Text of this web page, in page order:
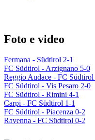
Foto e video
Fermana - Südtirol 2-1
FC Südtirol - Arzignano 5-0
Reggio Audace - FC Südtirol
FC Südtirol - Vis Pesaro 2-0
FC Südtirol - Rimini 4-1
Carpi - FC Südtirol 1-1
FC Südtirol - Piacenza 0-2
Ravenna - FC Südtirol 0-2